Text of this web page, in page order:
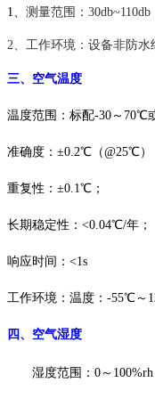
1、 测量范围：
2、 工作环境：设备非防
三、 空气温度
温度范围：标配-30～70℃
准确度： ±0.2℃（@25℃）
重复性： ±0.1℃；
长期稳定性： <0.04℃/年；
响应时间： <1s
工作环境：温度： -55℃～
四、 空气湿度
湿度范围： 0～